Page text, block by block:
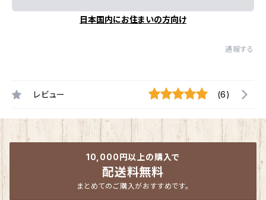
日本国内にお住まいの方向け
通報する
レビュー (6)
10,000円以上の購入で
配送料無料
まとめてのご購入がおすすめです。